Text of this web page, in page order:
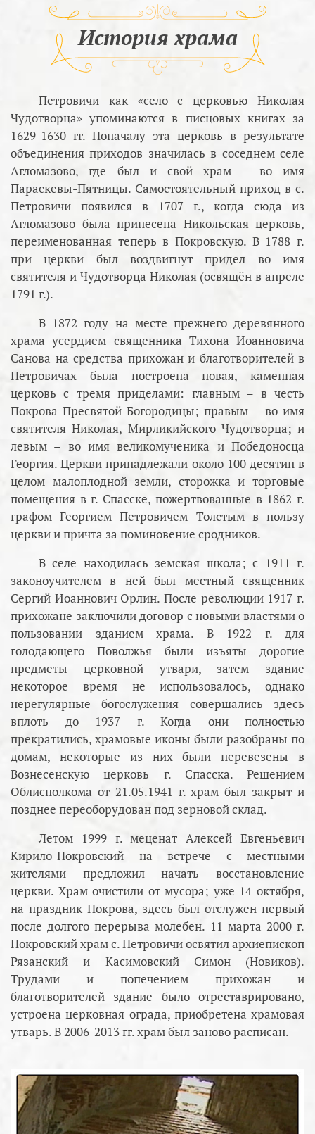
История храма
Петровичи как «село с церковью Николая
Чудотворца» упоминаются в писцовых книгах за
1629-1630 гг. Поначалу эта церковь в результате
объединения приходов значилась в соседнем селе
Агломазово, где был и свой храм – во имя
Параскевы-Пятницы. Самостоятельный приход в с.
Петровичи появился в 1707 г., когда сюда из
Агломазово была принесена Никольская церковь,
переименованная теперь в Покровскую. В 1788 г.
при церкви был воздвигнут придел во имя
святителя и Чудотворца Николая (освящён в апреле
1791 г.).
В 1872 году на месте прежнего деревянного
храма усердием священника Тихона Иоанновича
Санова на средства прихожан и благотворителей в
Петровичах была построена новая, каменная
церковь с тремя приделами: главным – в честь
Покрова Пресвятой Богородицы; правым – во имя
святителя Николая, Мирликийского Чудотворца; и
левым – во имя великомученика и Победоносца
Георгия. Церкви принадлежали около 100 десятин в
целом малоплодной земли, сторожка и торговые
помещения в г. Спасске, пожертвованные в 1862 г.
графом Георгием Петровичем Толстым в пользу
церкви и причта за поминовение сродников.
В селе находилась земская школа; с 1911 г.
законоучителем в ней был местный священник
Сергий Иоаннович Орлин. После революции 1917 г.
прихожане заключили договор с новыми властями о
пользовании зданием храма. В 1922 г. для
голодающего Поволжья были изъяты дорогие
предметы церковной утвари, затем здание
некоторое время не использовалось, однако
нерегулярные богослужения совершались здесь
вплоть до 1937 г. Когда они полностью
прекратились, храмовые иконы были разобраны по
домам, некоторые из них были перевезены в
Вознесенскую церковь г. Спасска. Решением
Облисполкома от 21.05.1941 г. храм был закрыт и
позднее переоборудован под зерновой склад.
Летом 1999 г. меценат Алексей Евгеньевич
Кирило-Покровский на встрече с местными
жителями предложил начать восстановление
церкви. Храм очистили от мусора; уже 14 октября,
на праздник Покрова, здесь был отслужен первый
после долгого перерыва молебен. 11 марта 2000 г.
Покровский храм с. Петровичи освятил архиепископ
Рязанский и Касимовский Симон (Новиков).
Трудами и попечением прихожан и
благотворителей здание было отреставрировано,
устроена церковная ограда, приобретена храмовая
утварь. В 2006-2013 гг. храм был заново расписан.